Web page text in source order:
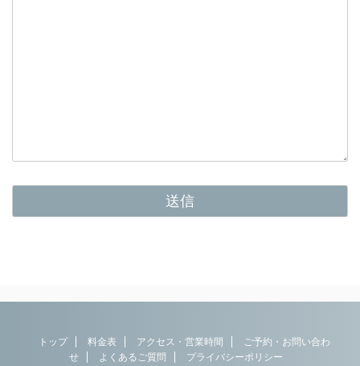
トップ 料金表 アクセス・営業時間
ご予約・お問い合わ
せ
よくあるご質問 プライバシーポリシー